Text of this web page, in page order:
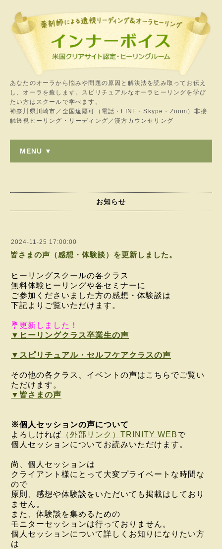
あなたのオーラから悩みや問題の原因と解決法を読み取ってお伝え
し、オーラを癒します。スピリチュアルなオーラヒーリングを学び
たい方はスクールで学べます。
神奈川県川崎市／全国遠隔可（電話・LINE・Skype・Zoom）非接
触透視ヒーリング・リーディング／漢方カウンセリング
MENU ▼
お知らせ
2024-11-25 17:00:00
皆さまの声（感想・体験談）を更新しました。
ヒーリングスクールの各クラス
無料体験ヒーリングや各セミナーに
ご参加くださいました方の感想・体験談は
下記よりご覧いただけます。
💐更新しました！
▼ヒーリングクラス卒業生の声
▼スピリチュアル・セルフケアクラスの声
その他の各クラス、イベントの声はこちらでご覧い
ただけます。
▼皆さまの声
※個人セッションの声について
よろしければ （外部リンク）TRINITY WEBで
個人セッションについてお読みいただけます。
尚、個人セッションは
クライアント様にとって大変プライベートな時間な
ので
原則、感想や体験談をいただいても掲載はしており
ません。
また、体験談を集めるための
モニターセッションは行っておりません。
個人セッションについて詳しくお知りになりたい方
は